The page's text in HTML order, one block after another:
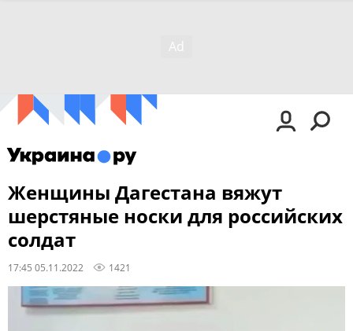
Женщины Дагестана вяжут
шерстяные носки для российских
солдат
17:45 05.11.2022 1421